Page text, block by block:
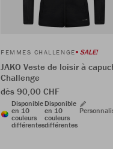
FEMMES CHALLENGE SALE!
JAKO Veste de loisir à
Challenge
dès 90,00 CHF
Disponible
en 10
couleurs
différentes
Disponible
en 10
couleurs
différentes